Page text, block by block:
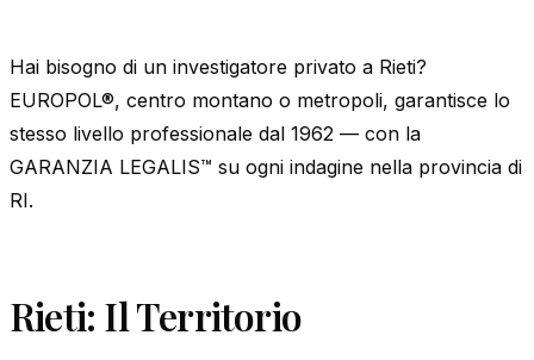
Hai bisogno di un investigatore privato a Rieti?
EUROPOL®, centro montano o metropoli, garantisce lo
stesso livello professionale dal 1962 — con la
GARANZIA LEGALIS™ su ogni indagine nella provincia di
RI.
Rieti: Il Territorio